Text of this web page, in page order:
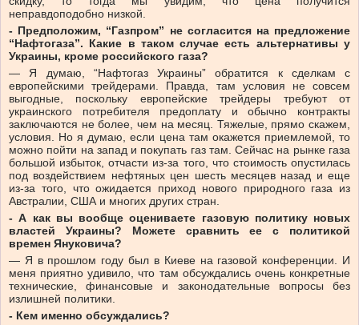
неправдоподобно низкой.
- Предположим, “Газпром” не согласится на предложение
“Нафтогаза”. Какие в таком случае есть альтернативы у
Украины, кроме российского газа?
— Я думаю, “Нафтогаз Украины” обратится к сделкам с
европейскими трейдерами. Правда, там условия не совсем
выгодные, поскольку европейские трейдеры требуют от
украинского потребителя предоплату и обычно контракты
заключаются не более, чем на месяц. Тяжелые, прямо скажем,
условия. Но я думаю, если цена там окажется приемлемой, то
можно пойти на запад и покупать газ там. Сейчас на рынке газа
большой избыток, отчасти из-за того, что стоимость опустилась
под воздействием нефтяных цен шесть месяцев назад и еще
из-за того, что ожидается приход нового природного газа из
Австралии, США и многих других стран.
- А как вы вообще оцениваете газовую политику новых
властей Украины? Можете сравнить ее с политикой
времен Януковича?
— Я в прошлом году был в Киеве на газовой конференции. И
меня приятно удивило, что там обсуждались очень конкретные
технические, финансовые и законодательные вопросы без
излишней политики.
- Кем именно обсуждались?